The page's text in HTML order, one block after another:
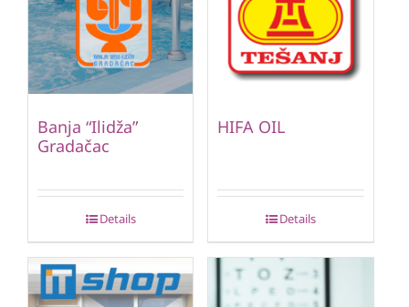
Banja “Ilidža”
Gradačac
Details
HIFA OIL
Details